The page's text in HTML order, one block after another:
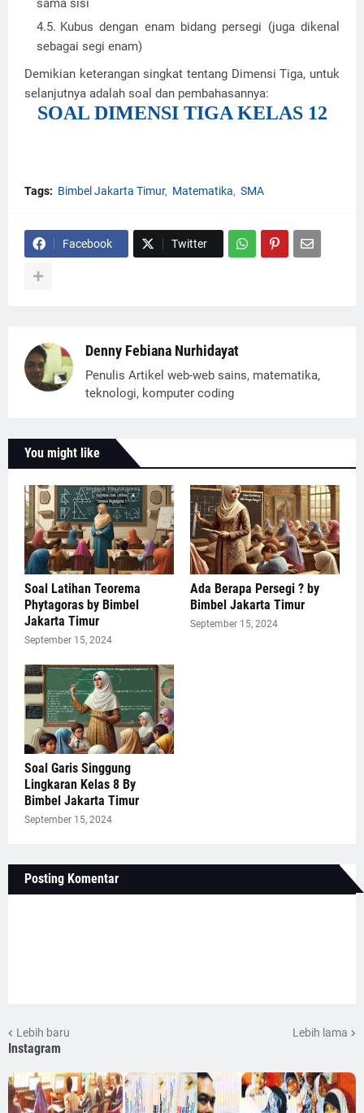
sama sisi
Kubus dengan enam bidang persegi (juga dikenal
sebagai segi enam)
Demikian keterangan singkat tentang Dimensi Tiga, untuk
selanjutnya adalah soal dan pembahasannya:
SOAL DIMENSI TIGA KELAS 12
Tags: Bimbel Jakarta Timur Matematika SMA
Facebook Twitter
Denny Febiana Nurhidayat
Penulis Artikel web-web sains, matematika,
teknologi, komputer coding
You might like
Soal Latihan Teorema
Phytagoras by Bimbel
Jakarta Timur
September 15, 2024
Ada Berapa Persegi ? by
Bimbel Jakarta Timur
September 15, 2024
Soal Garis Singgung
Lingkaran Kelas 8 By
Bimbel Jakarta Timur
September 15, 2024
Posting Komentar
Lebih baru Lebih lama
Instagram